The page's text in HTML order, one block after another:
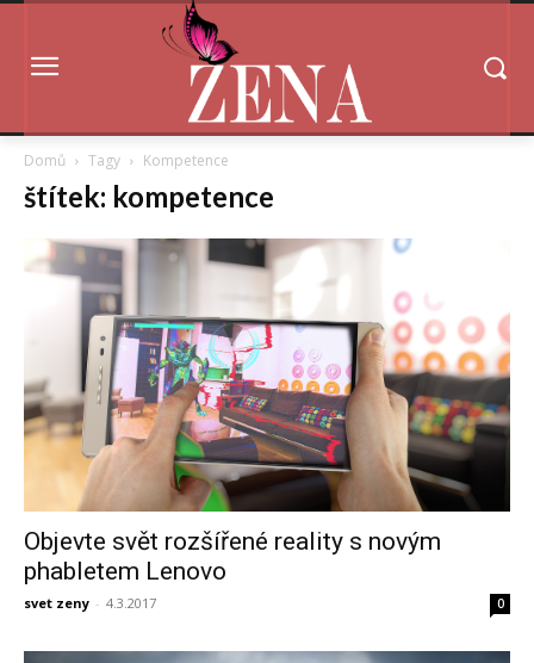
Domů Tagy Kompetence
štítek: kompetence
Objevte svět rozšířené reality s novým
phabletem Lenovo
svet zeny - 4.3.2017 0